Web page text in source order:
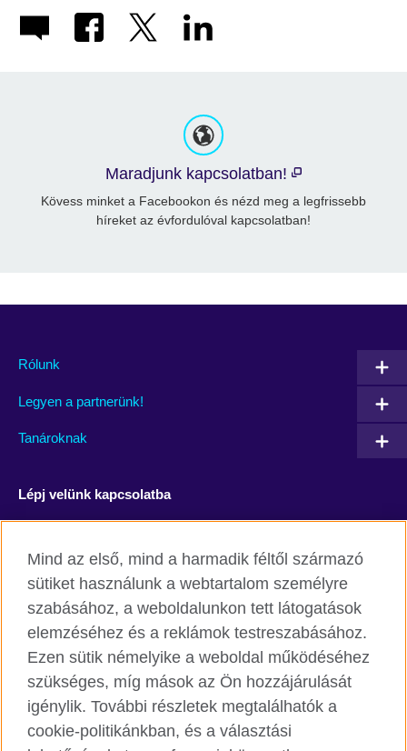
Maradjunk kapcsolatban!
Kövess minket a Facebookon és nézd meg a legfrissebb
híreket az évfordulóval kapcsolatban!
Rólunk
Legyen a partnerünk!
Tanároknak
Lépj velünk kapcsolatba
Instagram Blog
RSS TikTok
British Council világszerte
Adatvédelmi szabályzat
Mind az első, mind a harmadik féltől származó
sütiket használunk a webtartalom személyre
szabásához, a weboldalunkon tett látogatások
elemzéséhez és a reklámok testreszabásához.
Ezen sütik némelyike a weboldal működéséhez
szükséges, míg mások az Ön hozzájárulását
igénylik. További részletek megtalálhatók a
cookie-politikánkban, és a választási